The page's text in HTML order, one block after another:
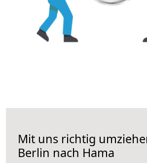
Mit uns richtig
Berlin nach Hama